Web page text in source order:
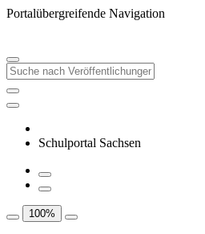
Portalübergreifende Navigation
Schulportal Sachsen
100%